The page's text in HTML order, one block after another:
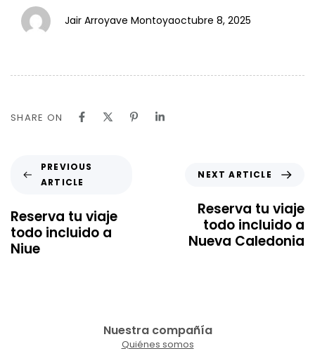
Jair Arroyave Montoyaoctubre 8, 2025
SHARE ON
PREVIOUS
ARTICLE
Reserva tu viaje
todo incluido a
Niue
NEXT ARTICLE
Reserva tu viaje
todo incluido a
Nueva Caledonia
Nuestra compañía
Quiénes somos